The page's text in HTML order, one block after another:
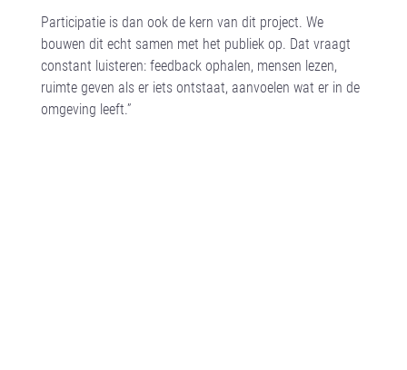
Participatie is dan ook de kern van dit project. We
bouwen dit echt samen met het publiek op. Dat vraagt
constant luisteren: feedback ophalen, mensen lezen,
ruimte geven als er iets ontstaat, aanvoelen wat er in de
omgeving leeft.”